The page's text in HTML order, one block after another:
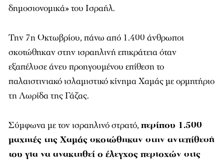
δημοσιονομικά» του Ισραήλ.
Την 7η Οκτωβρίου, πάνω από 1.400 άνθρωποι
σκοτώθηκαν στην ισραηλινή επικράτεια όταν
εξαπέλυσε άνευ προηγουμένου επίθεση το
παλαιστινιακό ισλαμιστικό κίνημα Χαμάς με ορμητήριο
τη Λωρίδα της Γάζας.
Σύμφωνα με τον ισραηλινό στρατό, περίπου 1.500
μαχητές της Χαμάς σκοτώθηκαν στην αντεπίθεσή
του για να ανακτηθεί ο έλεγχος περιοχών στις